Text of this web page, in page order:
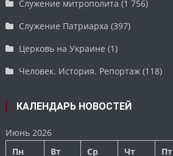
Служение митрополита (1 756)
Служение Патриарха (397)
Церковь на Украине (1)
Человек. История. Репортаж (118)
КАЛЕНДАРЬ НОВОСТЕЙ
Июнь 2026
Пн
Вт Ср Чт Пт